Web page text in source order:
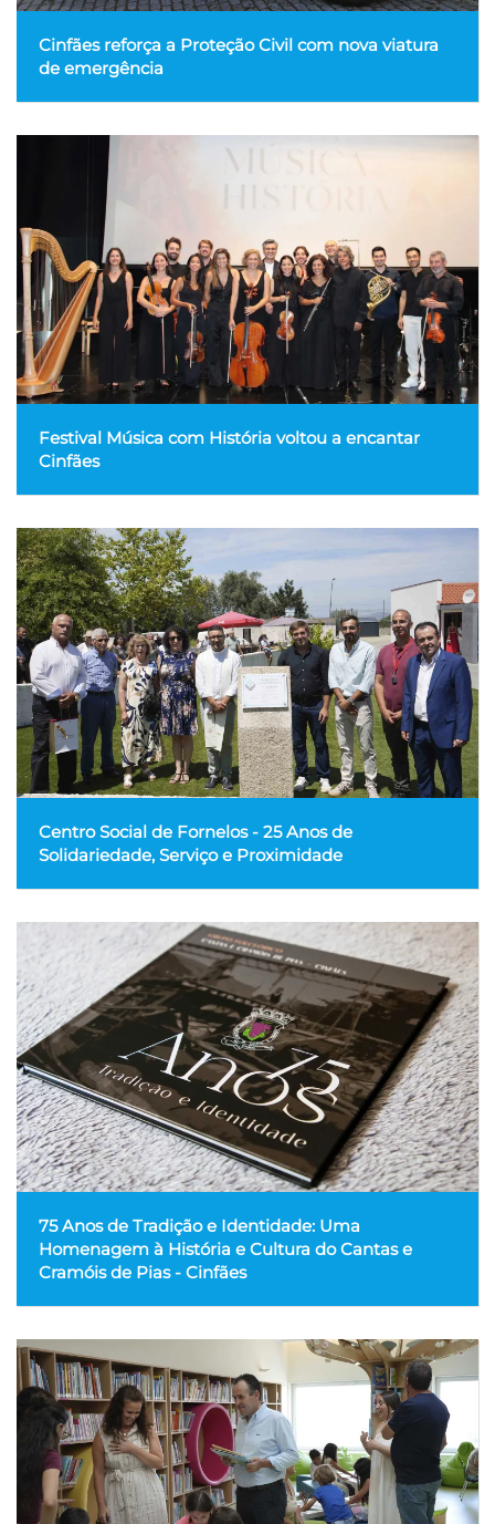
Cinfães reforça a Proteção Civil com nova viatura
de emergência
Festival Música com História voltou a encantar
Cinfães
Centro Social de Fornelos - 25 Anos de
Solidariedade, Serviço e Proximidade
75 Anos de Tradição e Identidade: Uma
Homenagem à História e Cultura do Cantas e
Cramóis de Pias - Cinfães